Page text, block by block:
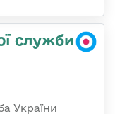
служби
України